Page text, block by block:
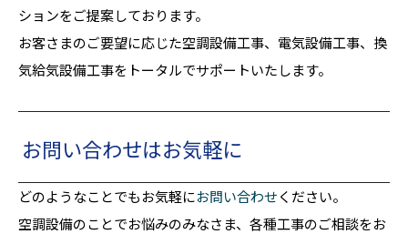
ションをご提案しております。
お客さまのご要望に応じた空調設備工事、電気設備工事、換
気給気設備工事をトータルでサポートいたします。
お問い合わせはお気軽に
どのようなことでもお気軽にお問い合わせください。
空調設備のことでお悩みのみなさま、各種工事のご相談をお